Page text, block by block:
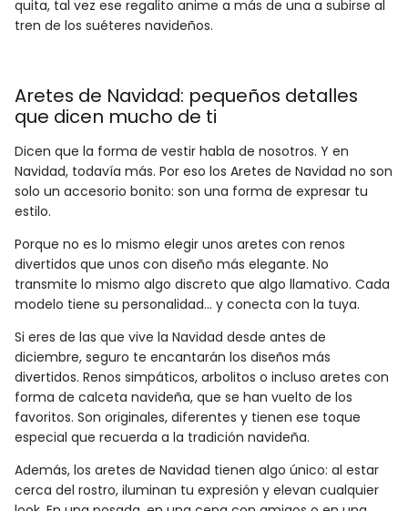
quita, tal vez ese regalito anime a más de una a subirse al
tren de los suéteres navideños.
Aretes de Navidad: pequeños detalles
que dicen mucho de ti
Dicen que la forma de vestir habla de nosotros. Y en
Navidad, todavía más. Por eso los Aretes de Navidad no son
solo un accesorio bonito: son una forma de expresar tu
estilo.
Porque no es lo mismo elegir unos aretes con renos
divertidos que unos con diseño más elegante. No
transmite lo mismo algo discreto que algo llamativo. Cada
modelo tiene su personalidad… y conecta con la tuya.
Si eres de las que vive la Navidad desde antes de
diciembre, seguro te encantarán los diseños más
divertidos. Renos simpáticos, arbolitos o incluso aretes con
forma de calceta navideña, que se han vuelto de los
favoritos. Son originales, diferentes y tienen ese toque
especial que recuerda a la tradición navideña.
Además, los aretes de Navidad tienen algo único: al estar
cerca del rostro, iluminan tu expresión y elevan cualquier